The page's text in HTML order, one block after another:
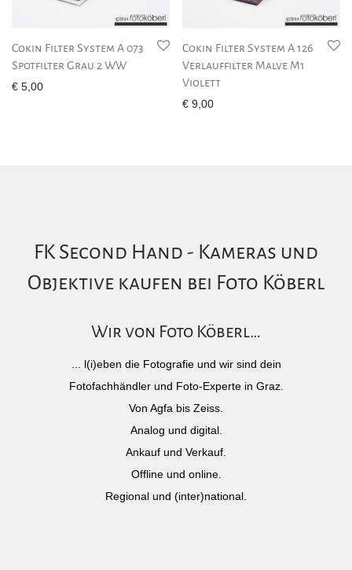
Cokin Filter System A 073
Spotfilter Grau 2 WW
€ 5,00
Cokin Filter System A 126
Verlauffilter Malve M1
Violett
€ 9,00
FK Second Hand - Kameras und
Objektive kaufen bei Foto Köberl
Wir von Foto Köberl…
... l(i)eben die Fotografie und wir sind dein
Fotofachhändler und Foto-Experte in Graz.
Von Agfa bis Zeiss.
Analog und digital.
Ankauf und Verkauf.
Offline und online.
Regional und (inter)national.